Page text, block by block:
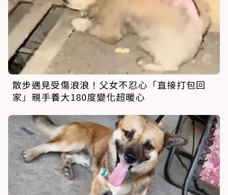
散步遇見受傷浪浪！父女不忍心「直接打包回
家」親手養大180度變化超暖心